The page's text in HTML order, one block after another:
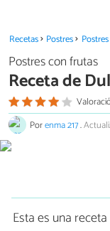
Recetas Postres
Postres con frutas
Receta de
Porenma 217.
Esta es una